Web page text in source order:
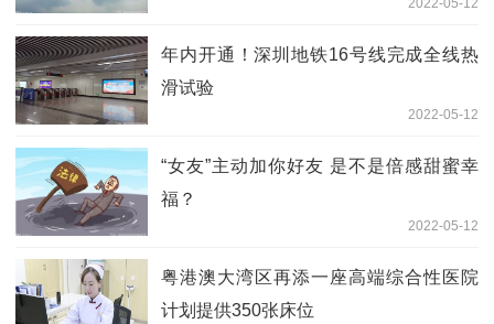
年内开通！深圳地铁16号线完成全线热
滑试验
2022-05-12
“女友”主动加你好友 是不是倍感甜蜜幸
福？
2022-05-12
粤港澳大湾区再添一座高端综合性医院
计划提供350张床位